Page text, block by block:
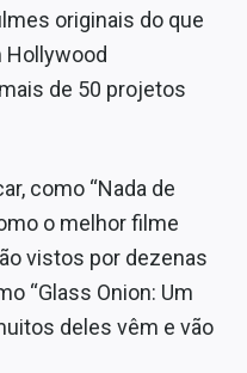
originais do que
Hollywood
de 50 projetos
como “Nada de
o melhor filme
vistos por dezenas
“Glass Onion: Um
deles vêm e vão